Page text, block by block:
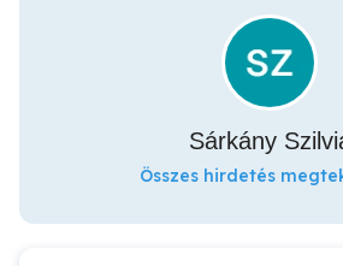
Sárkány
Összes hirdetés